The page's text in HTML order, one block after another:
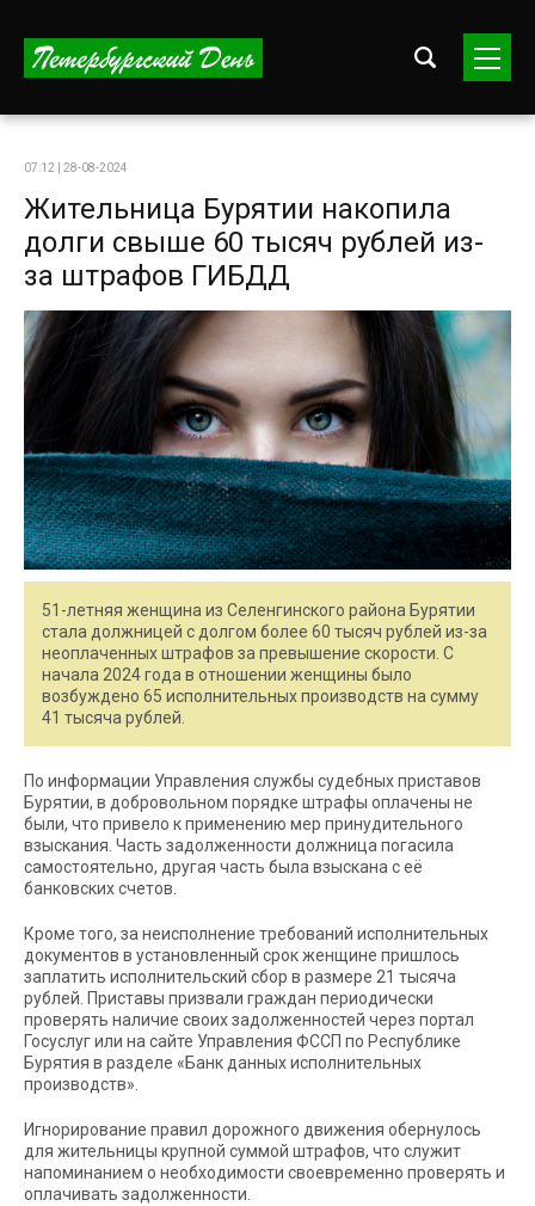
07:12 | 28-08-2024
Жительница Бурятии накопила
долги свыше 60 тысяч рублей из-
за штрафов ГИБДД
51-летняя женщина из Селенгинского района Бурятии
стала должницей с долгом более 60 тысяч рублей из-за
неоплаченных штрафов за превышение скорости. С
начала 2024 года в отношении женщины было
возбуждено 65 исполнительных производств на сумму
41 тысяча рублей.
По информации Управления службы судебных приставов
Бурятии, в добровольном порядке штрафы оплачены не
были, что привело к применению мер принудительного
взыскания. Часть задолженности должница погасила
самостоятельно, другая часть была взыскана с её
банковских счетов.
Кроме того, за неисполнение требований исполнительных
документов в установленный срок женщине пришлось
заплатить исполнительский сбор в размере 21 тысяча
рублей. Приставы призвали граждан периодически
проверять наличие своих задолженностей через портал
Госуслуг или на сайте Управления ФССП по Республике
Бурятия в разделе «Банк данных исполнительных
производств».
Игнорирование правил дорожного движения обернулось
для жительницы крупной суммой штрафов, что служит
напоминанием о необходимости своевременно проверять и
оплачивать задолженности.